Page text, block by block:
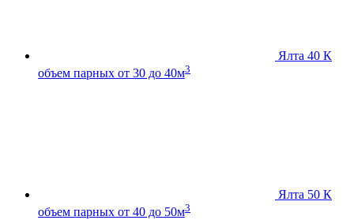
Ялта 40 К
объем парных от 30 до 40м3
Ялта 50 К
объем парных от 40 до 50м3